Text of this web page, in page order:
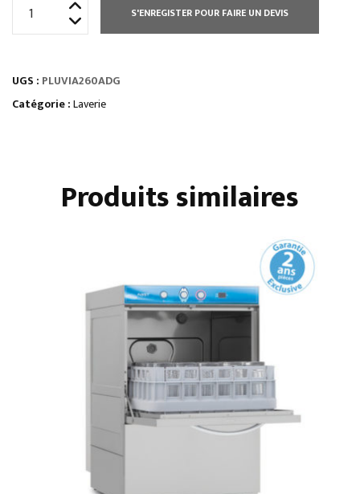
PLUVIA
500
S'ENREGISTER POUR FAIRE UN DEVIS
UGS : PLUVIA260ADG
Catégorie :Laverie
Produits similaires